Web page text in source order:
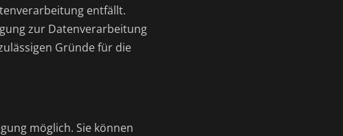
entfällt.
zur Datenverarbeitung
Gründe für die
möglich. Sie können